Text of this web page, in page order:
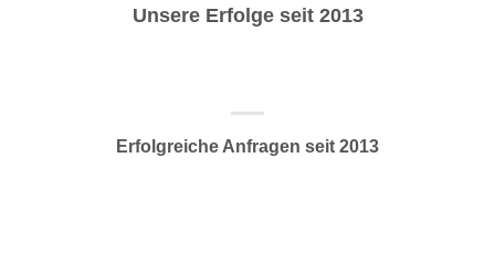
Unsere Erfolge seit 2013
Erfolgreiche Anfragen seit 2013